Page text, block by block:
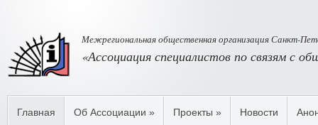
Межрегиональная общественная организация Санкт-
«Ассоциация специалистов по связям с
Главная Об Ассоциации » Проекты » Новости